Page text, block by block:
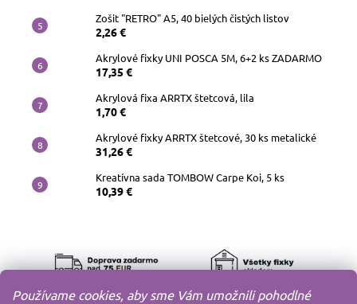
Používame cookies, aby sme Vám umožnili pohodlné
Zošit "RETRO" A5, 40 bielých čistých listov
2,26 €
Akrylové fixky UNI POSCA 5M, 6+2 ks ZADARMO
17,35 €
Akrylová fixa ARRTX štetcová, lila
1,70 €
Akrylové fixky ARRTX štetcové, 30 ks metalické
31,26 €
Kreatívna sada TOMBOW Carpe Koi, 5 ks
10,39 €